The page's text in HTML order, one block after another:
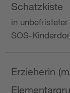
Schatzkiste
in
SOS-
Erzieherin